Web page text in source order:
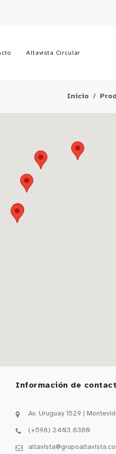
Altavista Circular
Inicio
Información de
Av. Uruguay 1529 |
(+598) 2403 8380